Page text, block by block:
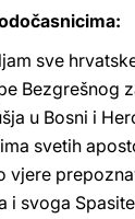
sve
Bezgrešnog
u Bosni i
svetih
vjere
i svoga